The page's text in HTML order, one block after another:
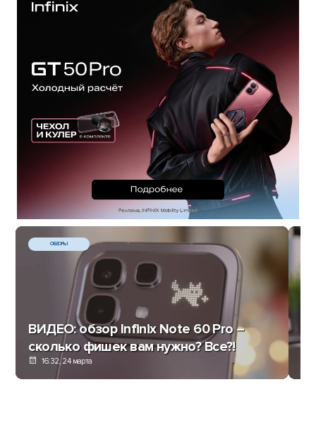
ОБЗОРЫ
ВИДЕО: обзор Infinix Note 60 Pro –
сколько фишек вам нужно? Все?!
16:32, 24 марта